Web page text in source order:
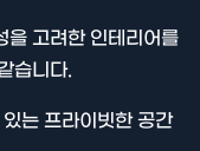
을 고려한 인테리어를
습니다.
는 프라이빗한 공간